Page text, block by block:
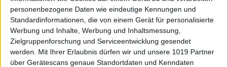
personenbezogene Daten wie eindeutige Kennungen und
Standardinformationen, die von einem Gerät für personalisierte
Werbung und Inhalte, Werbung und Inhaltsmessung,
Zielgruppenforschung und Serviceentwicklung gesendet
werden.
Mit Ihrer Erlaubnis dürfen wir und unsere 1019 Partner
über Gerätescans genaue Standortdaten und Kenndaten